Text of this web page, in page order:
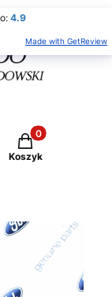
Produkty w
Koszyk
4.9
Made with GetReview